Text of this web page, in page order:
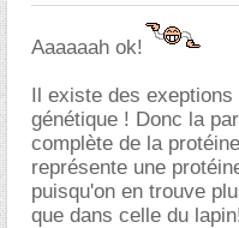
Aaaaaah ok!
Il existe des
génétique ! Donc la
complète de la
représente une
puisqu'on en trouve
que dans celle du